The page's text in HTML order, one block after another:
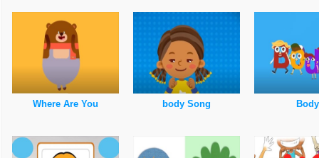
Where Are You body Song Body